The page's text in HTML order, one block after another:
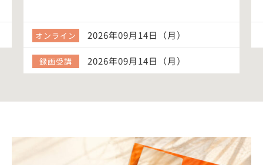
オンライン 2026年09月14日（月）
録画受講 2026年09月14日（月）